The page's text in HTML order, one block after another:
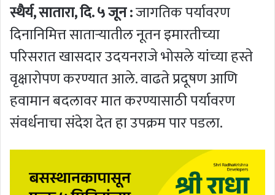
स्थैर्य, सातारा, दि. ५ जून :जागतिक पर्यावरण
दिनानिमित्त साताऱ्यातील नूतन इमारतीच्या
परिसरात खासदार उदयनराजे भोसले यांच्या हस्ते
वृक्षारोपण करण्यात आले. वाढते प्रदूषण आणि
हवामान बदलावर मात करण्यासाठी पर्यावरण
संवर्धनाचा संदेश देत हा उपक्रम पार पडला.